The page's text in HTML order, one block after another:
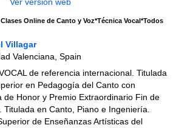
Online de Canto y Voz*Técnica Vocal*Todos
Villagar
Valenciana, Spain
de referencia internacional. Titulada
en Pedagogía del Canto con
de Honor y Premio Extraordinario Fin de
en Canto, Piano e Ingeniería.
de Enseñanzas Artísticas del